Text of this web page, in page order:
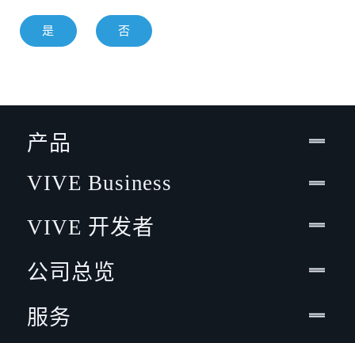
是 否
产品
VIVE Business
VIVE 开发者
公司总览
服务